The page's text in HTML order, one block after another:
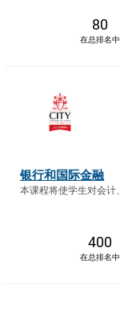
80
在总排名中
银行和国际金融
本课程将使学生对会计
400
在总排名中